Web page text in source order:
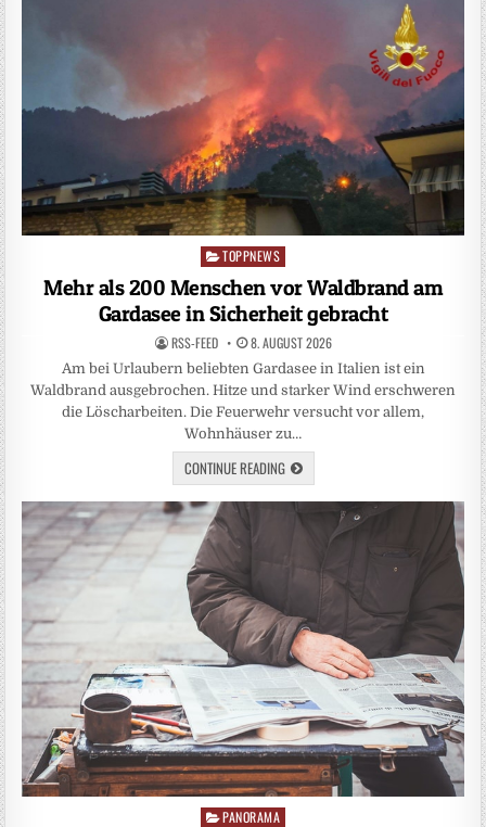
Posted
TOPPNEWS
Mehr als 200 Menschen vor Waldbrand am
Gardasee in Sicherheit gebracht
RSS-FEED 8. AUGUST 2026
Am bei Urlaubern beliebten Gardasee in Italien ist ein
Waldbrand ausgebrochen. Hitze und starker Wind erschweren
die Löscharbeiten. Die Feuerwehr versucht vor allem,
Wohnhäuser zu…
CONTINUE READING
Posted
PANORAMA